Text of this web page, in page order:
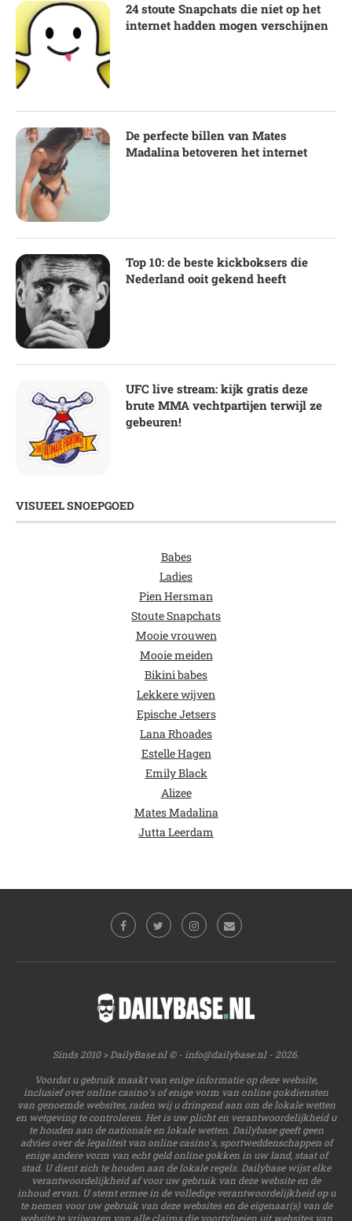
24 stoute Snapchats die niet op het
internet hadden mogen verschijnen
De perfecte billen van Mates
Madalina betoveren het internet
Top 10: de beste kickboksers die
Nederland ooit gekend heeft
UFC live stream: kijk gratis deze
brute MMA vechtpartijen terwijl ze
gebeuren!
VISUEEL SNOEPGOED
Babes
Ladies
Pien Hersman
Stoute Snapchats
Mooie vrouwen
Mooie meiden
Bikini babes
Lekkere wijven
Epische Jetsers
Lana Rhoades
Estelle Hagen
Emily Black
Alizee
Mates Madalina
Jutta Leerdam
Sinds 2010 > DailyBase.nl © -info@dailybase.nl- 2026.
Voordat u gebruik maakt van enige informatie op deze website,
inclusief over online casino's of enige vorm van online gokdiensten
van genoemde websites, raden wij u dringend aan om de lokale wetten
en wetgeving te controleren. Het is uw plicht en verantwoordelijkheid u
te houden aan de nationale en lokale wetten. Dailybase geeft geen
advies over de legaliteit van online casino's, sportweddenschappen of
enige andere vorm van echt geld online gokken in uw land, staat of
stad. U dient zich te houden aan de lokale regels. Dailybase wijst elke
verantwoordelijkheid af voor uw gebruik van deze website en de
inhoud ervan. U stemt ermee in de volledige verantwoordelijkheid op u
te nemen voor uw gebruik van deze websites en de eigenaar(s) van de
website te vrijwaren van alle claims die voortvloeien uit websites van